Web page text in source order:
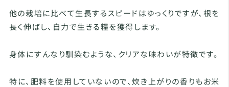
他の栽培に比べて生長するスピードはゆっくりですが、根を
長く伸ばし、自力で生きる糧を獲得します。
身体にすんなり馴染むような、クリアな味わいが特徴です。
特に、肥料を使用していないので、炊き上がりの香りもお米